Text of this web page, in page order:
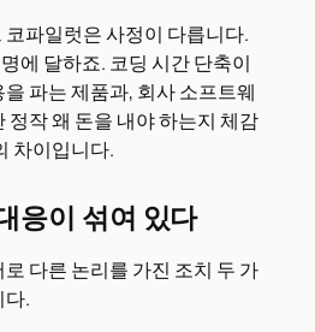
파일럿은 사정이 다릅니다.
에 달하죠. 코딩 시간 단축이
파는 제품과, 회사 소프트웨
정작 왜 돈을 내야 하는지 체감
차이입니다.
응이 섞여 있다
다른 논리를 가진 조치 두 가
다.